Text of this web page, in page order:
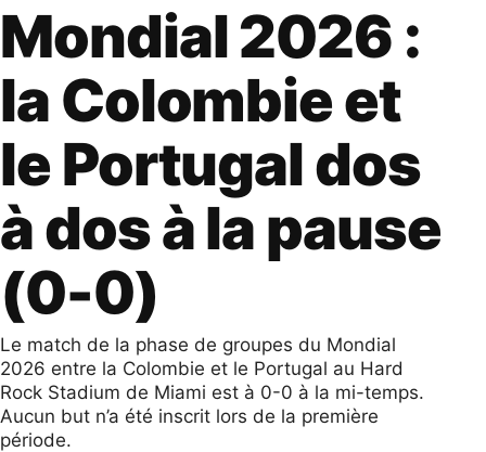
Mondial 2026 :
la Colombie et
le Portugal dos
à dos à la pause
(0-0)
Le match de la phase de groupes du Mondial
2026 entre la Colombie et le Portugal au Hard
Rock Stadium de Miami est à 0-0 à la mi-temps.
Aucun but n’a été inscrit lors de la première
période.